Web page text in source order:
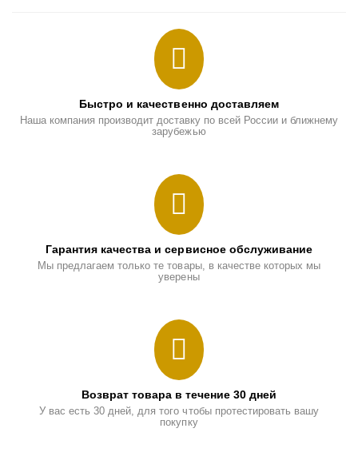
Быстро и качественно доставляем
Наша компания производит доставку по всей России и ближнему
зарубежью
Гарантия качества и сервисное обслуживание
Мы предлагаем только те товары, в качестве которых мы
уверены
Возврат товара в течение 30 дней
У вас есть 30 дней, для того чтобы протестировать вашу
покупку